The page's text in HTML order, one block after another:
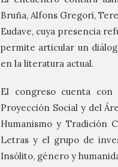
Bruña, Alfons Gregori,
Eudave, cuya presencia
permite articular un
en la literatura actual.
El congreso cuenta con
Proyección Social y del
Humanismo y Tradición
Letras y el grupo de
Insólito, género y